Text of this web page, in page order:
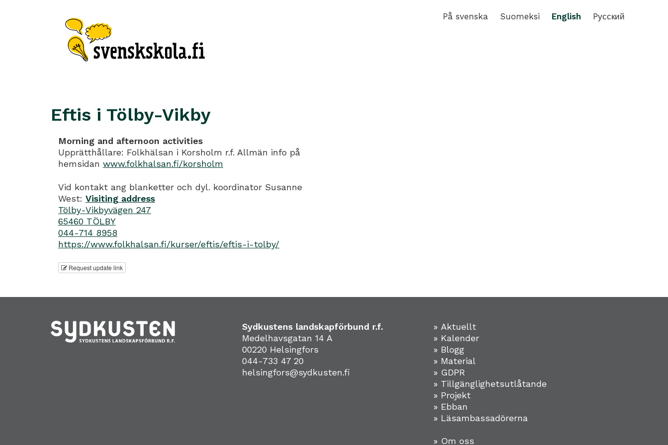
På svenska Suomeksi English Pусский
Eftis i Tölby-Vikby
Morning and afternoon activities
Upprätthållare: Folkhälsan i Korsholm r.f. Allmän info på
hemsidan www.folkhalsan.fi/korsholm
Vid kontakt ang blanketter och dyl. koordinator Susanne
West: Visiting address
Tölby-Vikbyvägen 247
65460 TÖLBY
044-714 8958
https://www.folkhalsan.fi/kurser/eftis/eftis-i-tolby/
Request update link
Sydkustens landskapförbund r.f.
Medelhavsgatan 14 A
00220 Helsingfors
044-733 47 20
helsingfors@sydkusten.fi
» Aktuellt
» Kalender
» Blogg
» Material
» GDPR
» Tillgänglighetsutlåtande
» Projekt
» Ebban
» Läsambassadörerna
» Om oss